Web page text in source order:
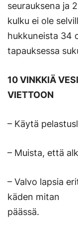
seurauksena ja
kulku ei ole
hukkuneista 34
tapauksessa
10 VINKKIÄ
VIETTOON
– Käytä
– Muista, että
– Valvo lapsia
käden mitan
päässä.